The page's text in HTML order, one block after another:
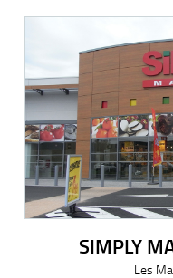
SIMPLY
Les